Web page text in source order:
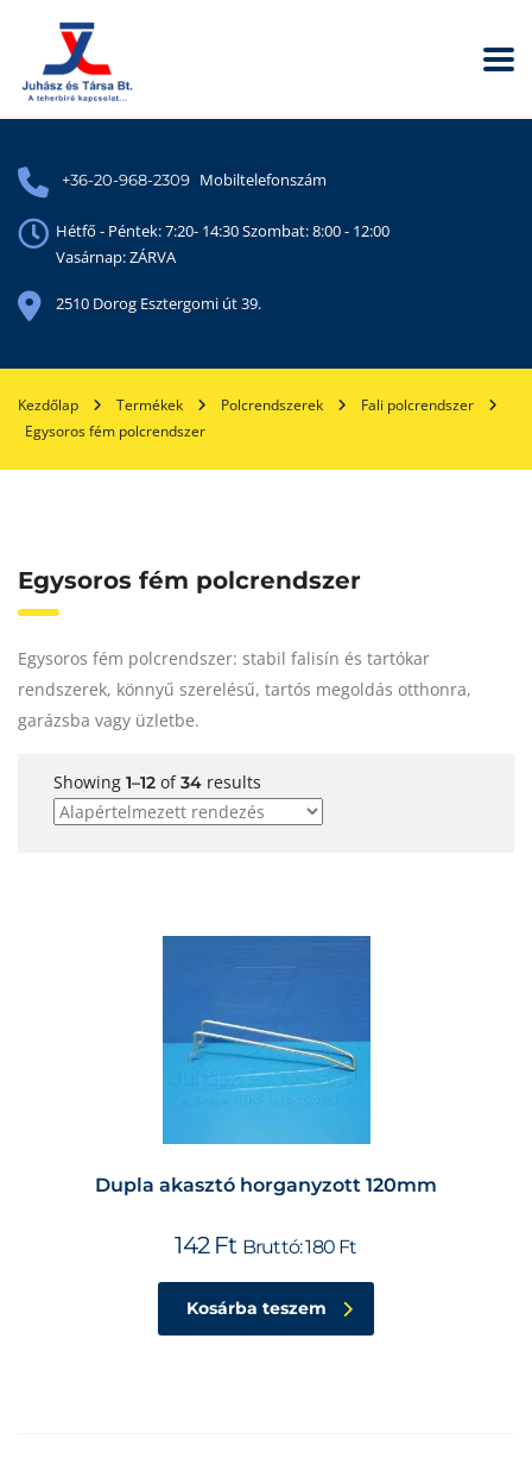
+36-20-968-2309 Mobiltelefonszám
Hétfő - Péntek: 7:20- 14:30 Szombat: 8:00 - 12:00
Vasárnap: ZÁRVA
2510 Dorog Esztergomi út 39.
Kezdőlap Termékek Polcrendszerek
Fali polcrendszer
Egysoros fém polcrendszer
Egysoros fém polcrendszer
Egysoros fém polcrendszer: stabil falisín és tartókar
rendszerek, könnyű szerelésű, tartós megoldás otthonra,
garázsba vagy üzletbe.
Showing 1–12 of34 results
Dupla akasztó horganyzott 120mm
142 Ft Bruttó:180 Ft
Kosárba teszem